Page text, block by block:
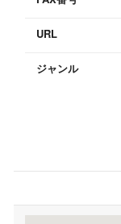
URL
ジャンル